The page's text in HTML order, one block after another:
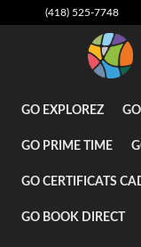
(418) 525-7748
GO EXPLOREZ
GO PRIME TIME
GO CERTIFICATS
GO BOOK DIRECT